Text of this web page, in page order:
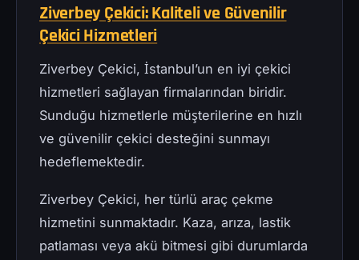
Ziverbey Çekici: Kaliteli ve Güvenilir
Çekici Hizmetleri
Ziverbey Çekici, İstanbul’un en iyi çekici
hizmetleri sağlayan firmalarından biridir.
Sunduğu hizmetlerle müşterilerine en hızlı
ve güvenilir çekici desteğini sunmayı
hedeflemektedir.
Ziverbey Çekici, her türlü araç çekme
hizmetini sunmaktadır. Kaza, arıza, lastik
patlaması veya akü bitmesi gibi durumlarda